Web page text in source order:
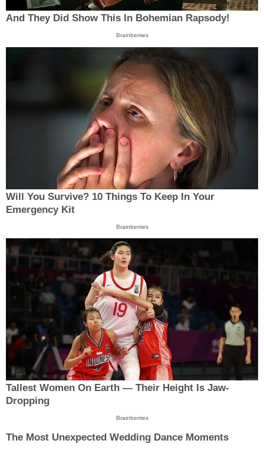
And They Did Show This In Bohemian Rapsody!
Brainberries
Will You Survive? 10 Things To Keep In Your
Emergency Kit
Brainberries
Tallest Women On Earth — Their Height Is Jaw-
Dropping
Brainberries
The Most Unexpected Wedding Dance Moments